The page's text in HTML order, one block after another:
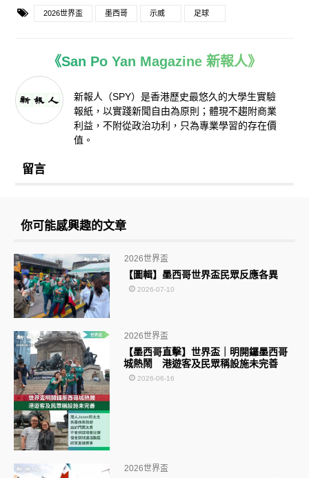
2026世界盃 墨西哥 示威 足球
《San Po Yan Magazine 新報人》
新報人（SPY）是香港歷史最悠久的大學生實驗
報紙，以實踐新聞自由為原則；體現不趨附商業
利益，不附從政治功利，只為專業學習的存在價
值。
留言
你可能感興趣的文章
【圖輯】墨西哥世界盃民眾反應各異
2026世界盃
2026-07-10
【墨西哥直擊】世界盃｜明開鑼墨西哥
城熱鬧 港遊客及民眾稱設施未完善
2026世界盃
2026-06-16
2026世界盃